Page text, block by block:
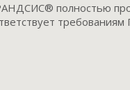
полностью